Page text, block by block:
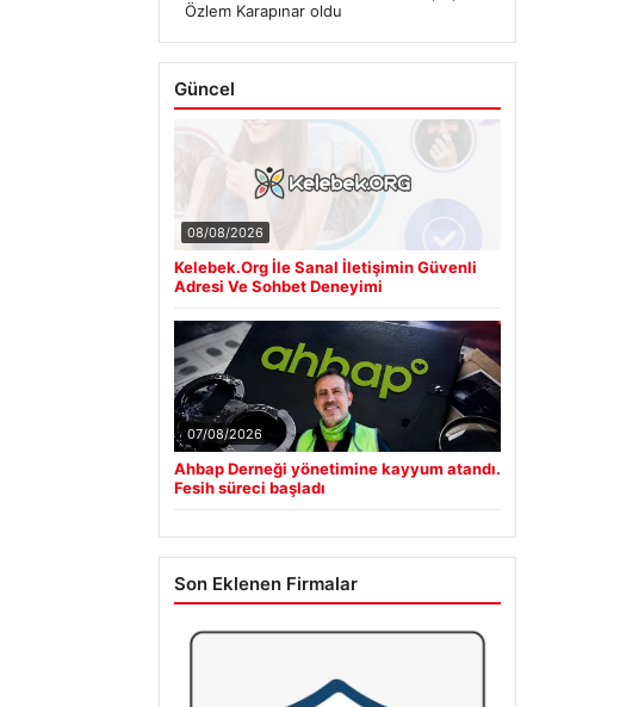
Özlem Karapınar oldu
Güncel
08/08/2026
Kelebek.Org İle Sanal İletişimin Güvenli
Adresi Ve Sohbet Deneyimi
07/08/2026
Ahbap Derneği yönetimine kayyum atandı.
Fesih süreci başladı
Son Eklenen Firmalar